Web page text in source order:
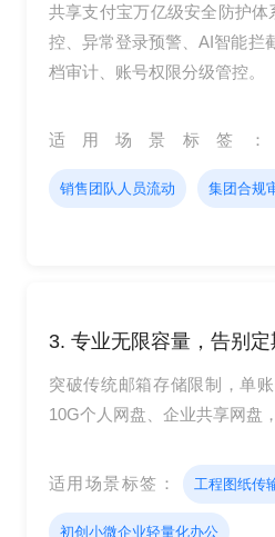
共享支付宝万亿级安全防护
控、异常登录预警、AI智能拦
档审计、账号权限分级管控。
适用场景标签
销售团队人员流动 集团合规
3. 专业无限容量，告别
突破传统邮箱存储限制，单
10G个人网盘、企业共享网盘
适用场景标签： 工程图纸传
初创小微企业轻量化办公